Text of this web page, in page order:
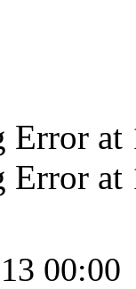
Error at
Error at
00:00